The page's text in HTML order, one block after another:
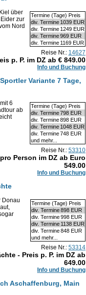
Termine (Tage) Preis
div. Termine 1039 EUR
div. Termine 1249 EUR
div. Termine969 EUR
div. Termine 1169 EUR
über
zur
Nord
Reise Nr.: 14627
p. P. im DZ ab € 849.00
Info und Buchung
Variante 7 Tage,
Termine (Tage) Preis
div. Termine798 EUR
div. Termine898 EUR
div. Termine 1048 EUR
div. Termine748 EUR
und mehr...
6
ab
Reise Nr.: 53310
Person im DZ ab Euro
549.00
Info und Buchung
Termine (Tage) Preis
div. Termine898 EUR
div. Termine998 EUR
div. Termine 1138 EUR
div. Termine848 EUR
und mehr...
Donau
Reise Nr.: 53314
- Preis p. P. im DZ ab
649.00
Info und Buchung
Aschaffenburg, Main